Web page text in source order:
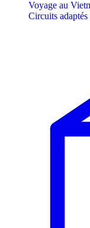
Voyage au
Circuits